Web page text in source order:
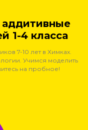
1-4 класса
7-10 лет в Химках.
Учимся моделить
на пробное!